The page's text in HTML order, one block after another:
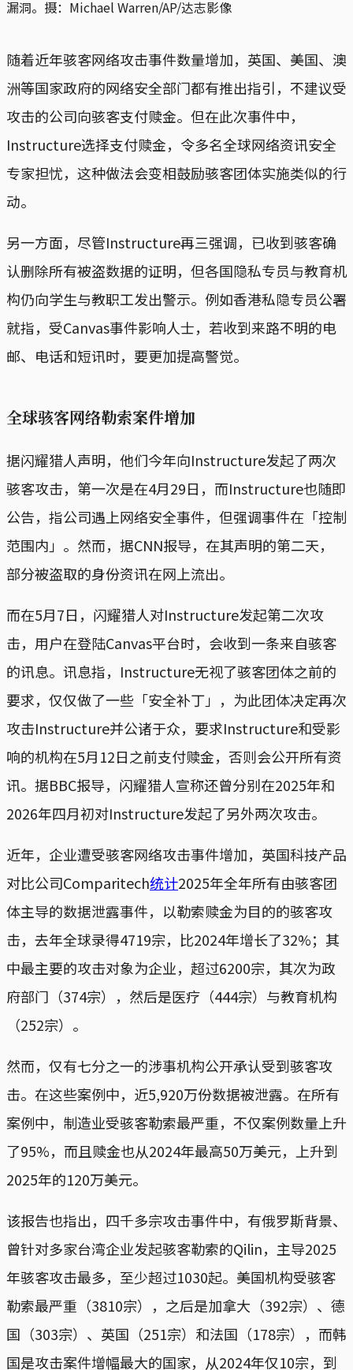
漏洞。摄：Michael Warren/AP/达志影像
随着近年骇客网络攻击事件数量增加，英国、美国、澳
洲等国家政府的网络安全部门都有推出指引，不建议受
攻击的公司向骇客支付赎金。但在此次事件中，
Instructure选择支付赎金，令多名全球网络资讯安全
专家担忧，这种做法会变相鼓励骇客团体实施类似的行
动。
另一方面，尽管Instructure再三强调，已收到骇客确
认删除所有被盗数据的证明，但各国隐私专员与教育机
构仍向学生与教职工发出警示。例如香港私隐专员公署
就指，受Canvas事件影响人士，若收到来路不明的电
邮、电话和短讯时，要更加提高警觉。
全球骇客网络勒索案件增加
据闪耀猎人声明，他们今年向Instructure发起了两次
骇客攻击，第一次是在4月29日，而Instructure也随即
公告，指公司遇上网络安全事件，但强调事件在「控制
范围内」。然而，据CNN报导，在其声明的第二天，
部分被盗取的身份资讯在网上流出。
而在5月7日，闪耀猎人对Instructure发起第二次攻
击，用户在登陆Canvas平台时，会收到一条来自骇客
的讯息。讯息指，Instructure无视了骇客团体之前的
要求，仅仅做了一些「安全补丁」，为此团体决定再次
攻击Instructure并公诸于众，要求Instructure和受影
响的机构在5月12日之前支付赎金，否则会公开所有资
讯。据BBC报导，闪耀猎人宣称还曾分别在2025年和
2026年四月初对Instructure发起了另外两次攻击。
近年，企业遭受骇客网络攻击事件增加，英国科技产品
对比公司Comparitech统计2025年全年所有由骇客团
体主导的数据泄露事件，以勒索赎金为目的的骇客攻
击，去年全球录得4719宗，比2024年增长了32%；其
中最主要的攻击对象为企业，超过6200宗，其次为政
府部门（374宗），然后是医疗（444宗）与教育机构
（252宗）。
然而，仅有七分之一的涉事机构公开承认受到骇客攻
击。在这些案例中，近5,920万份数据被泄露。在所有
案例中，制造业受骇客勒索最严重，不仅案例数量上升
了95%，而且赎金也从2024年最高50万美元，上升到
2025年的120万美元。
该报告也指出，四千多宗攻击事件中，有俄罗斯背景、
曾针对多家台湾企业发起骇客勒索的Qilin，主导2025
年骇客攻击最多，至少超过1030起。美国机构受骇客
勒索最严重（3810宗），之后是加拿大（392宗）、德
国（303宗）、英国（251宗）和法国（178宗），而韩
国是攻击案件增幅最大的国家，从2024年仅10宗，到